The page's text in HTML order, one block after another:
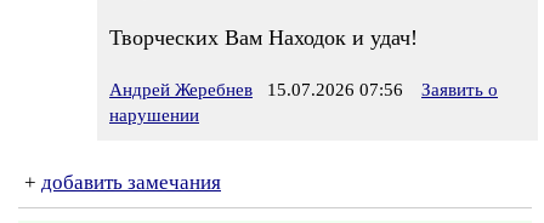
Творческих Вам Находок и удач!
Андрей Жеребнев 15.07.2026 07:56
Заявить о
нарушении
+ добавить замечания